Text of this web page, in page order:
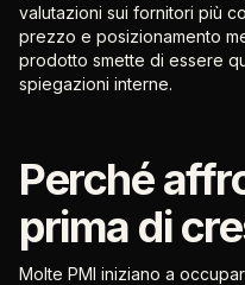
valutazioni sui fornitori più
prezzo e posizionamento
prodotto smette di essere
spiegazioni interne.
Perché
prima di
Molte PMI iniziano a